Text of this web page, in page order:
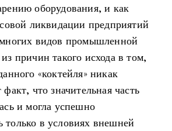
оборудования, и как
ликвидации предприятий
видов промышленной
причин такого исхода в том,
«коктейля» никак
что значительная часть
и могла успешно
только в условиях внешней